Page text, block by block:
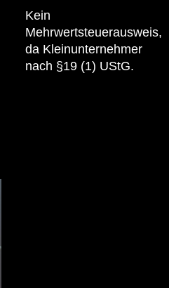
Kein
Mehrwertsteuerausweis,
da Kleinunternehmer
nach §19 (1) UStG.